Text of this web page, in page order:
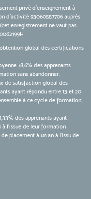
privé d’enseignement à
d’activité 93060557706 auprès
enregistrement ne vaut pas
global des certifications
78,6% des apprenants
sans abandonner.
de satisfaction global des
ayant répondu entre 13 et 20
à ce cycle de formation,
des apprenants ayant
l'issue de leur formation
placement à un an à l'issu de